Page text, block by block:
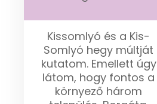
Kissomlyó és a Kis-
Somlyó hegy múltját
kutatom. Emellett úgy
látom, hogy fontos a
környező három